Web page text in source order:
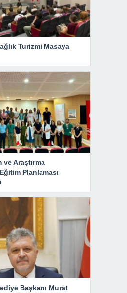
Turizmi Masaya
ve Araştırma
Planlaması
Başkanı Murat